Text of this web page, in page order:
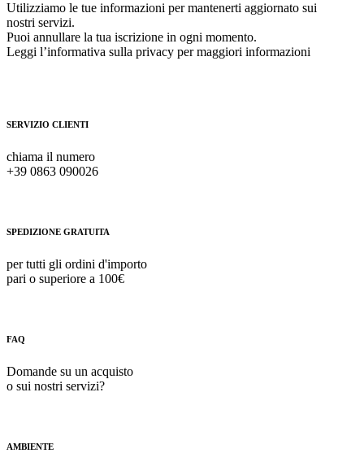
Utilizziamo le tue informazioni per mantenerti aggiornato sui
nostri servizi.
Puoi annullare la tua iscrizione in ogni momento.
Leggi l’informativa sulla privacy per maggiori informazioni
SERVIZIO CLIENTI
chiama il numero
+39 0863 090026
SPEDIZIONE GRATUITA
per tutti gli ordini d'importo
pari o superiore a 100€
FAQ
Domande su un acquisto
o sui nostri servizi?
AMBIENTE